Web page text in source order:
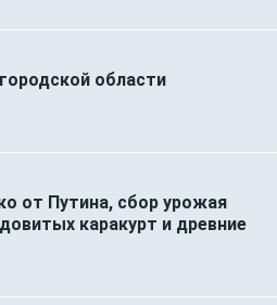
области
от Путина, сбор урожая
каракурт и древние